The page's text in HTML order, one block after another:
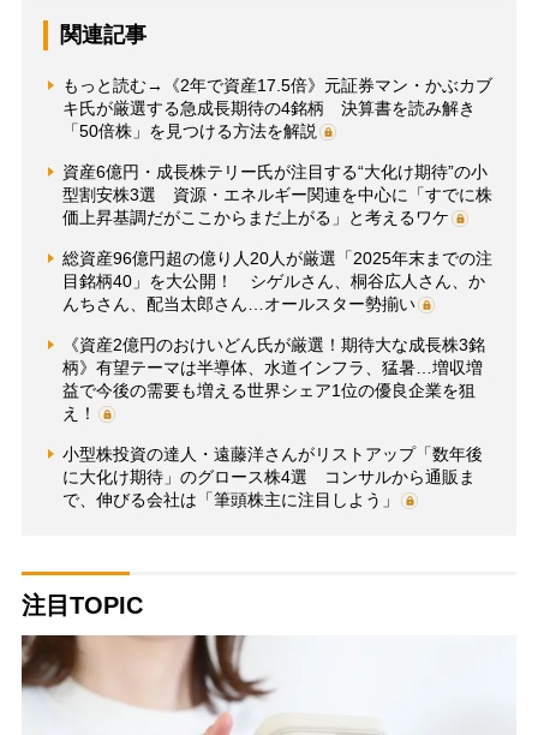
関連記事
もっと読む→《2年で資産17.5倍》元証券マン・かぶカブ
キ氏が厳選する急成長期待の4銘柄 決算書を読み解き
「50倍株」を見つける方法を解説
資産6億円・成長株テリー氏が注目する“大化け期待”の小
型割安株3選 資源・エネルギー関連を中心に「すでに株
価上昇基調だがここからまだ上がる」と考えるワケ
総資産96億円超の億り人20人が厳選「2025年末までの注
目銘柄40」を大公開！ シゲルさん、桐谷広人さん、か
んちさん、配当太郎さん…オールスター勢揃い
《資産2億円のおけいどん氏が厳選！期待大な成長株3銘
柄》有望テーマは半導体、水道インフラ、猛暑…増収増
益で今後の需要も増える世界シェア1位の優良企業を狙
え！
小型株投資の達人・遠藤洋さんがリストアップ「数年後
に大化け期待」のグロース株4選 コンサルから通販ま
で、伸びる会社は「筆頭株主に注目しよう」
注目TOPIC